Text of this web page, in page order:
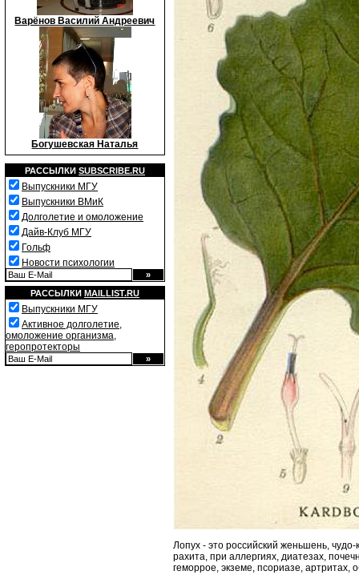
Варёнов Василий Андреевич
Богушевская Наталья
РАССЫЛКИ SUBSCRIBE.RU
Выпускники МГУ
Выпускники ВМиК
Долголетие и омоложение
Дайв-Клуб МГУ
Гольф
Новости психологии
РАССЫЛКИ MAILLIST.RU
Выпускники МГУ
Активное долголетие,
омоложение организма,
геропротекторы
Лопух - это российский женьшень,
рахита, при аллергиях, диатезах,
геморрое, экземе, псориазе, артритах,